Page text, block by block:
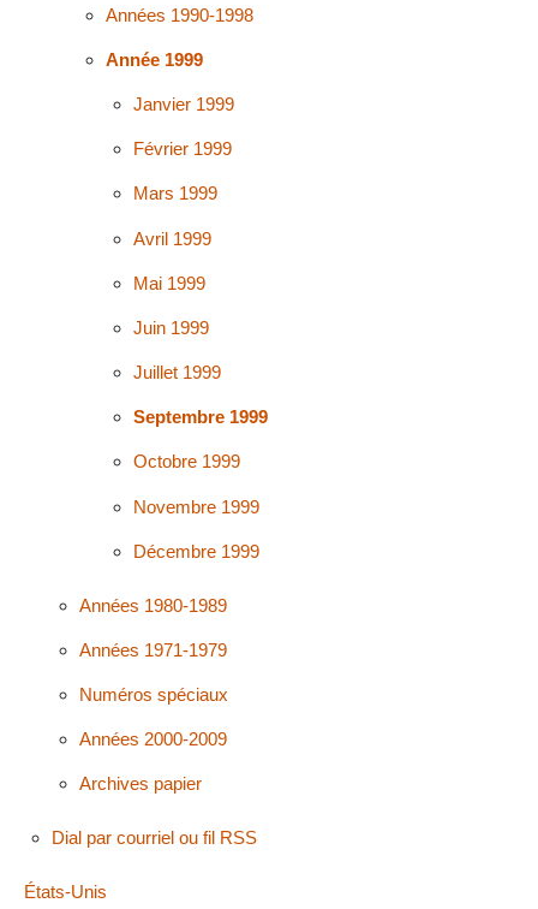
Années 1990-1998
Année 1999
Janvier 1999
Février 1999
Mars 1999
Avril 1999
Mai 1999
Juin 1999
Juillet 1999
Septembre 1999
Octobre 1999
Novembre 1999
Décembre 1999
Années 1980-1989
Années 1971-1979
Numéros spéciaux
Années 2000-2009
Archives papier
Dial par courriel ou fil RSS
États-Unis